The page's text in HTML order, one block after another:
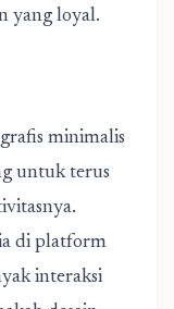
yang loyal.
minimalis
untuk terus
di platform
interaksi